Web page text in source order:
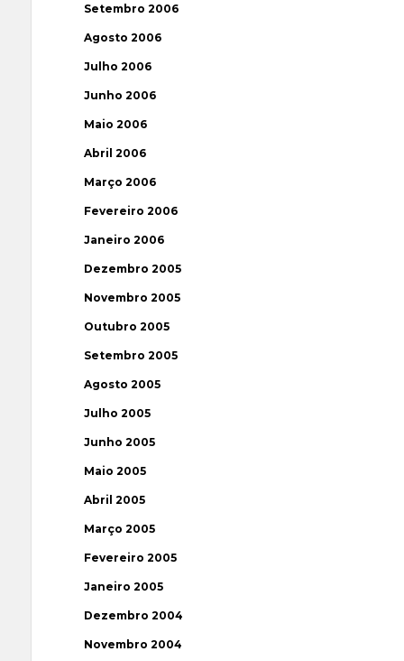
Setembro 2006
Agosto 2006
Julho 2006
Junho 2006
Maio 2006
Abril 2006
Março 2006
Fevereiro 2006
Janeiro 2006
Dezembro 2005
Novembro 2005
Outubro 2005
Setembro 2005
Agosto 2005
Julho 2005
Junho 2005
Maio 2005
Abril 2005
Março 2005
Fevereiro 2005
Janeiro 2005
Dezembro 2004
Novembro 2004